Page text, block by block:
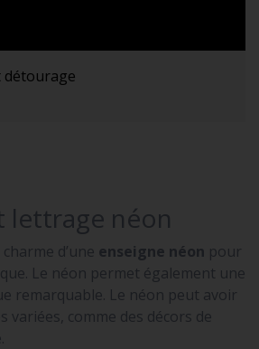
détourage
lettrage néon
d’une enseigne néon pour
Le néon permet également une
remarquable. Le néon peut avoir
variées, comme des décors de